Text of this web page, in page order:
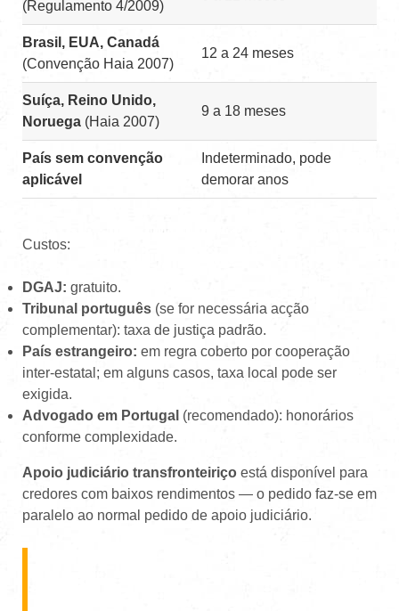
(Regulamento 4/2009)
Brasil, EUA, Canadá
(Convenção Haia 2007)
12 a 24 meses
Suíça, Reino Unido,
Noruega (Haia 2007)
9 a 18 meses
País sem convenção
aplicável
Indeterminado, pode
demorar anos
Custos:
DGAJ: gratuito.
Tribunal português (se for necessária acção
complementar): taxa de justiça padrão.
País estrangeiro: em regra coberto por cooperação
inter-estatal; em alguns casos, taxa local pode ser
exigida.
Advogado em Portugal (recomendado): honorários
conforme complexidade.
Apoio judiciário transfronteiriço está disponível para
credores com baixos rendimentos — o pedido faz-se em
paralelo ao normal pedido de apoio judiciário.